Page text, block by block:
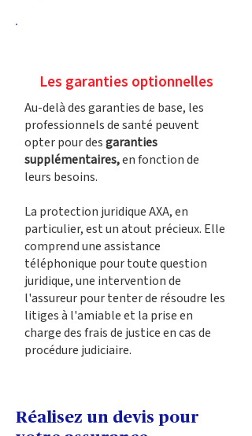
Les garanties optionnelles
Au-delà des garanties de base, les
professionnels de santé peuvent
opter pour desgaranties
supplémentaires,en fonction de
leurs besoins.
La protection juridique AXA, en
particulier, est un atout précieux. Elle
comprend une assistance
téléphonique pour toute question
juridique, une intervention de
l'assureur pour tenter de résoudre les
litiges à l'amiable et la prise en
charge des frais de justice en cas de
procédure judiciaire.
Réalisez un devis pour